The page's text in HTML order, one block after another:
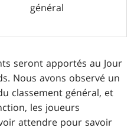
général
seront apportés au Jour
Nous avons observé un
classement général, et
les joueurs
attendre pour savoir